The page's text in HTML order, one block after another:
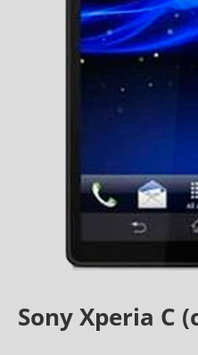
Sony Xperia C